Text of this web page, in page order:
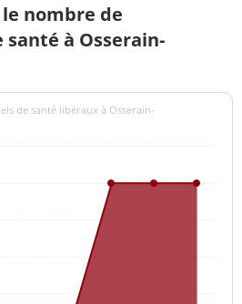
nombre de
à Osserain-
de santé libéraux à Osserain-